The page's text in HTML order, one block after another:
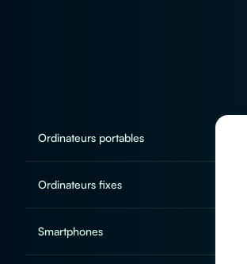
Ordinateurs portables
Ordinateurs fixes
Smartphones